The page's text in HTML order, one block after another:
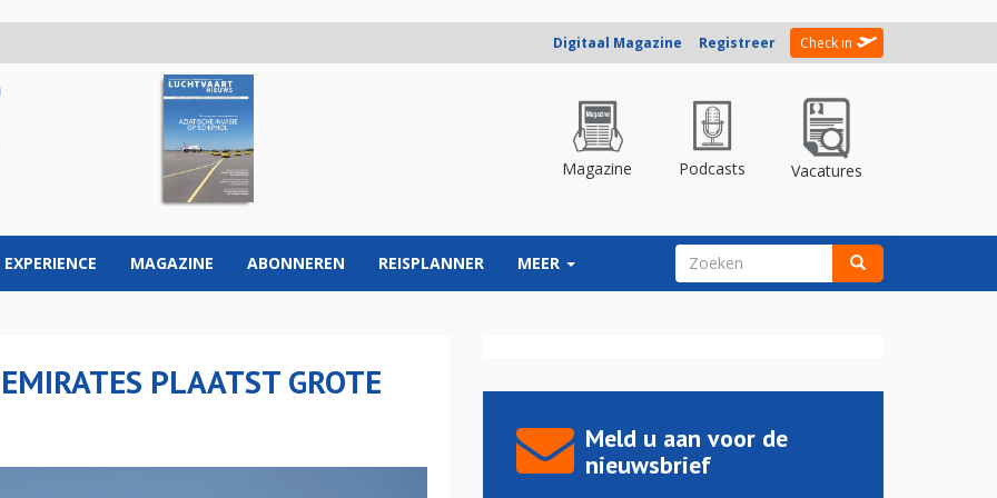
Digitaal Magazine Registreer Check in
Magazine Podcasts Vacatures
EXPERIENCE MAGAZINE ABONNEREN REISPLANNER MEER ZOEKVELD
PLAATST GROTE
Meld u aan voor de
nieuwsbrief